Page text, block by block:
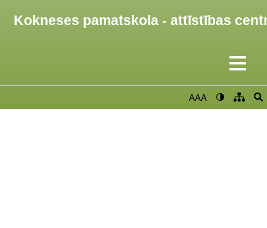
Kokneses pamatskola - attīstības
AAA